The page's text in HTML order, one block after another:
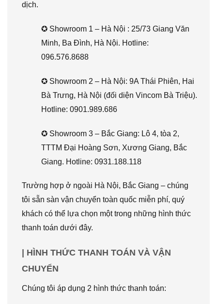
dịch.
✪ Showroom 1 – Hà Nội : 25/73 Giang Văn
Minh, Ba Đình, Hà Nội. Hotline:
096.576.8688
✪ Showroom 2 – Hà Nội: 9A Thái Phiên, Hai
Bà Trưng, Hà Nội (đối diện Vincom Bà Triệu).
Hotline: 0901.989.686
✪ Showroom 3 – Bắc Giang: Lô 4, tòa 2,
TTTM Đại Hoàng Sơn, Xương Giang, Bắc
Giang. Hotline: 0931.188.118
Trường hợp ở ngoài Hà Nội, Bắc Giang – chúng
tôi sẵn sàn vận chuyển toàn quốc miễn phí, quý
khách có thể lựa chọn một trong những hình thức
thanh toán dưới đây.
| HÌNH THỨC THANH TOÁN VÀ VẬN
CHUYỂN
Chúng tôi áp dụng 2 hình thức thanh toán: